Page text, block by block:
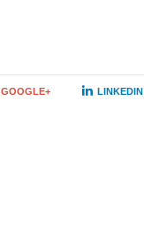
GOOGLE+ LINKEDIN